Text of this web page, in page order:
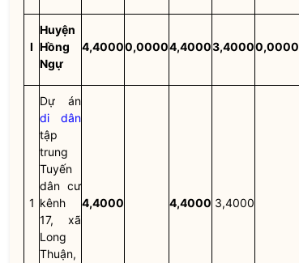
I
Huyện
Hồng
Ngự
4,40000,00004,40003,40000,0000
1
Dự án
di dân
tập
trung
Tuyến
dân cư
kênh
17, xã
Long
Thuận,
4,4000 4,4000 3,4000